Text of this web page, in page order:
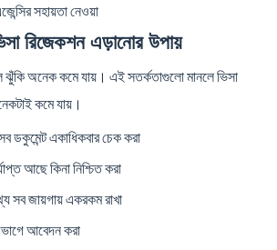
সহায়তা নেওয়া
রিজেকশন এড়ানোর উপায়
ঝুঁকি অনেক কমে যায়। এই সতর্কতাগুলো মানলে ভিসা
কমে যায়।
ডকুমেন্ট একাধিকবার চেক করা
আছে কিনা নিশ্চিত করা
সব জায়গায় একরকম রাখা
আবেদন করা